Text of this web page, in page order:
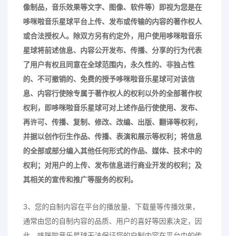
像制品，音乐效果等文字、图像、软件等）即视为您是在
哆咪啦音乐星球平台上传、发布或传输的内容的著作权人
或合法授权人。除双方另有约定外，用户使用哆咪啦音乐
星球将前述信息、内容公开发布、传播、分享的行为代表
了用户有权且同意在全球范围内，永久性的、非独占性
的、不可撤销的、免费的授予哆咪啦音乐星球可对该信
息、内容行使除专属于著作权人的权利以外的全部著作权
权利，即哆咪啦音乐星球可对上述作品行使使用、发布、
再许可、传播、复制、修改、改编、出版、翻译等权利，
并据以创作衍生作品、传播、表演和展示等权利；将信息
的全部或部分编入其他任何形式的作品、媒体、技术中的
权利；对用户的上传、发布信息进行商业开发的权利；及
其相关的宣传和推广等服务的权利。
3、您的自制内容在平台的播放量、下载量等传播效果，
通常由您的自制内容的品质、用户的喜好等因素决定，因